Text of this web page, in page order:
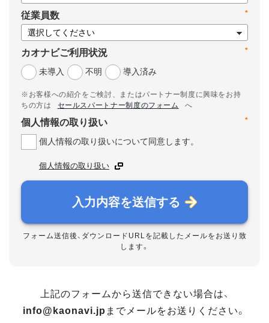
*
従業員数
*
カオナビご利用状況
未導入
不明 導入済み
※お客様への紹介をご検討、またはパートナー制度に興味をお持
ちの方は
セールスパートナー制度のフォーム
へ
*
個人情報の取り扱い
個人情報の取り扱いについて同意します。
個人情報の取り扱い
入力内容を送信する
フォーム送信後、ダウンロードURLを記載したメールをお送り致
します。
上記のフォームから送信できない場合は、
info@kaonavi.jp までメールをお送りください。